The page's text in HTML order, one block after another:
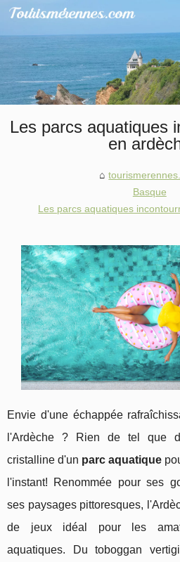
Les parcs aquatiques
en
Basque
Les parcs aquatiques
Envie d'une échappée
l'Ardèche ? Rien de tel que
cristalline d'un parc aquatique
l'instant! Renommée pour ses
ses paysages pittoresques,
de jeux idéal pour les
aquatiques. Du toboggan